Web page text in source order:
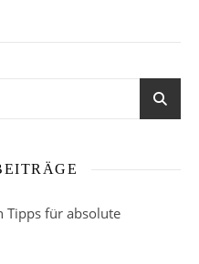
Tipps für absolute